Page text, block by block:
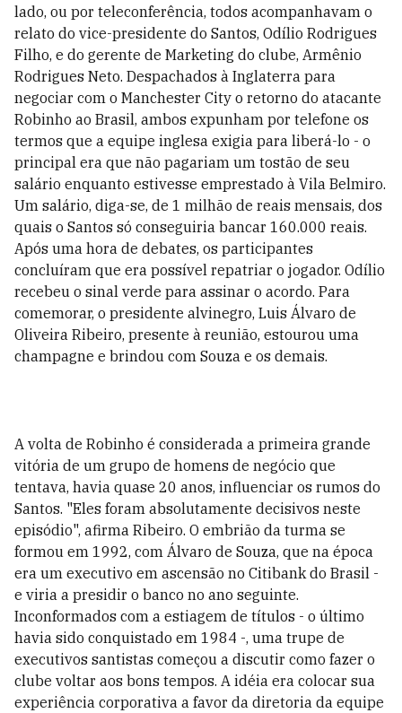
lado, ou por teleconferência, todos acompanhavam o
relato do vice-presidente do Santos, Odílio Rodrigues
Filho, e do gerente de Marketing do clube, Armênio
Rodrigues Neto. Despachados à Inglaterra para
negociar com o Manchester City o retorno do atacante
Robinho ao Brasil, ambos expunham por telefone os
termos que a equipe inglesa exigia para liberá-lo - o
principal era que não pagariam um tostão de seu
salário enquanto estivesse emprestado à Vila Belmiro.
Um salário, diga-se, de 1 milhão de reais mensais, dos
quais o Santos só conseguiria bancar 160.000 reais.
Após uma hora de debates, os participantes
concluíram que era possível repatriar o jogador. Odílio
recebeu o sinal verde para assinar o acordo. Para
comemorar, o presidente alvinegro, Luis Álvaro de
Oliveira Ribeiro, presente à reunião, estourou uma
champagne e brindou com Souza e os demais.
A volta de Robinho é considerada a primeira grande
vitória de um grupo de homens de negócio que
tentava, havia quase 20 anos, influenciar os rumos do
Santos. "Eles foram absolutamente decisivos neste
episódio", afirma Ribeiro. O embrião da turma se
formou em 1992, com Álvaro de Souza, que na época
era um executivo em ascensão no Citibank do Brasil -
e viria a presidir o banco no ano seguinte.
Inconformados com a estiagem de títulos - o último
havia sido conquistado em 1984 -, uma trupe de
executivos santistas começou a discutir como fazer o
clube voltar aos bons tempos. A idéia era colocar sua
experiência corporativa a favor da diretoria da equipe